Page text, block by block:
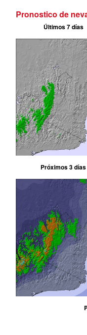
Pronostico de
Últimos 7 días
Próximos 3 días